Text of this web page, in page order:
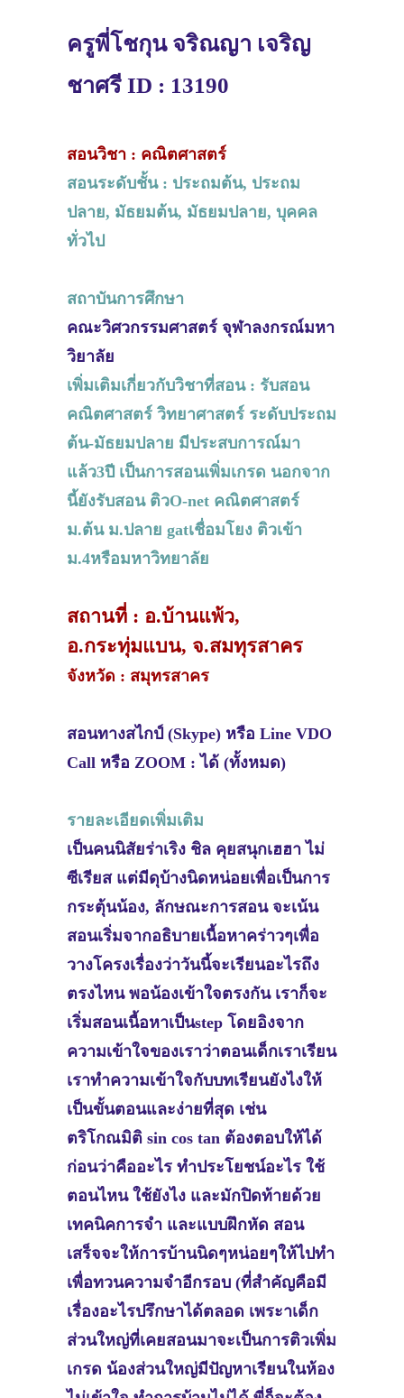
ครูพี่โชกุน จริณญา เจริญ
ชาศรี ID : 13190
สอนวิชา : คณิตศาสตร์
สอนระดับชั้น : ประถมต้น, ประถม
ปลาย, มัธยมต้น, มัธยมปลาย, บุคคล
ทั่วไป
สถาบันการศึกษา
คณะวิศวกรรมศาสตร์ จุฬาลงกรณ์มหา
วิยาลัย
เพิ่มเติมเกี่ยวกับวิชาที่สอน : รับสอน
คณิตศาสตร์ วิทยาศาสตร์ ระดับประถม
ต้น-มัธยมปลาย มีประสบการณ์มา
แล้ว3ปี เป็นการสอนเพิ่มเกรด นอกจาก
นี้ยังรับสอน ติวO-net คณิตศาสตร์
ม.ต้น ม.ปลาย gatเชื่อมโยง ติวเข้า
ม.4หรือมหาวิทยาลัย
สถานที่ : อ.บ้านแพ้ว,
อ.กระทุ่มแบน, จ.สมทุรสาคร
จังหวัด : สมุทรสาคร
สอนทางสไกป์ (Skype) หรือ Line VDO
Call หรือ ZOOM : ได้ (ทั้งหมด)
รายละเอียดเพิ่มเติม
เป็นคนนิสัยร่าเริง ชิล คุยสนุกเฮฮา ไม่
ซีเรียส แต่มีดุบ้างนิดหน่อยเพื่อเป็นการ
กระตุ้นน้อง, ลักษณะการสอน จะเน้น
สอนเริ่มจากอธิบายเนื้อหาคร่าวๆเพื่อ
วางโครงเรื่องว่าวันนี้จะเรียนอะไรถึง
ตรงไหน พอน้องเข้าใจตรงกัน เราก็จะ
เริ่มสอนเนื้อหาเป็นstep โดยอิงจาก
ความเข้าใจของเราว่าตอนเด็กเราเรียน
เราทำความเข้าใจกับบทเรียนยังไงให้
เป็นขั้นตอนและง่ายที่สุด เช่น
ตริโกณมิติ sin cos tan ต้องตอบให้ได้
ก่อนว่าคืออะไร ทำประโยชน์อะไร ใช้
ตอนไหน ใช้ยังไง และมักปิดท้ายด้วย
เทคนิคการจำ และแบบฝึกหัด สอน
เสร็จจะให้การบ้านนิดๆหน่อยๆให้ไปทำ
เพื่อทวนความจำอีกรอบ (ที่สำคัญคือมี
เรื่องอะไรปรึกษาได้ตลอด เพระาเด็ก
ส่วนใหญ่ที่เคยสอนมาจะเป็นการติวเพิ่ม
เกรด น้องส่วนใหญ่มีปัญหาเรียนในห้อง